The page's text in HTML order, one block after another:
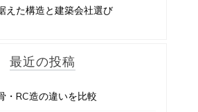
えた構造と建築会社選び
最近の投稿
・RC造の違いを比較